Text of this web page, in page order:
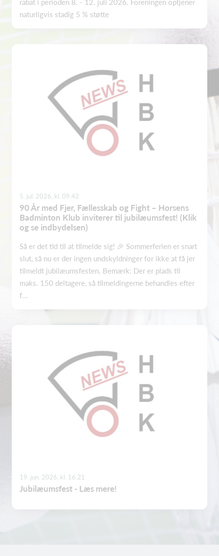
rabat i perioden 8. - 12. juli 2026. Foreningen optjener
naturligvis stadig 5 % støtte
5. jul. 2026, kl. 09.42
90 År med Fjer, Fællesskab og Fight – Horsens
Badminton Klub inviterer til jubilæumsfest! (Klik
og se indbydelsen)
Så er det tid til at tilmelde sig! 🎉 Sommerferien er snart
slut, så nu er der ingen undskyldninger for ikke at få jer
tilmeldt jubilæumsfesten. Bemærk: Der er plads til
maks. 150 deltagere, så tilmeldingerne behandles efter
f...
19. jun. 2026, kl. 16.21
Jubilæumsfest - Læs mere!